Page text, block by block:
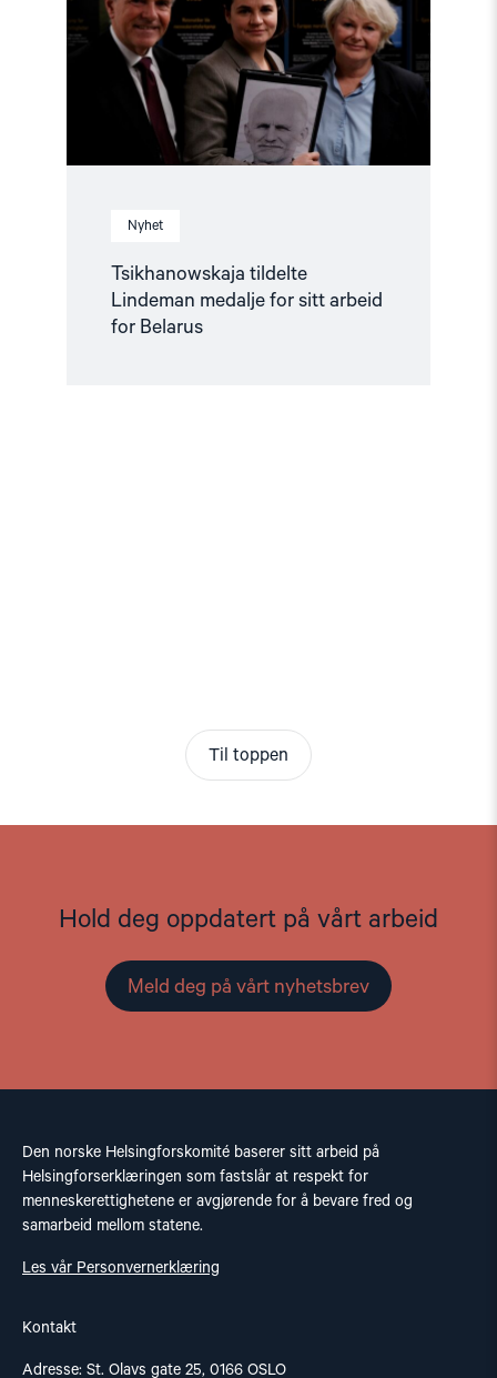
Nyhet
Tsikhanowskaja tildelte
Lindeman medalje for sitt arbeid
for Belarus
for
sitt
arbeid
for
Belarus"
Til toppen
Hold deg oppdatert på vårt arbeid
Meld deg på vårt nyhetsbrev
Den norske Helsingforskomité baserer sitt arbeid på
Helsingforserklæringen som fastslår at respekt for
menneskerettighetene er avgjørende for å bevare fred og
samarbeid mellom statene.
Les vår Personvernerklæring
Kontakt
Adresse: St. Olavs gate 25, 0166 OSLO